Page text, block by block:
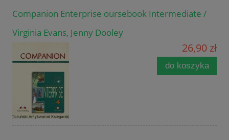
Companion Enterprise oursebook Intermediate /
Virginia Evans, Jenny Dooley
26,90 zł
do koszyka